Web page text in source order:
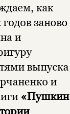
как
заново
и
выпуска
и
«Пушкин